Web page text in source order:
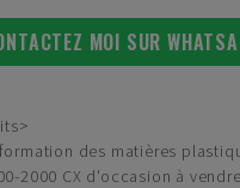
MOI SUR
des matières
2000 CX d'occasion à